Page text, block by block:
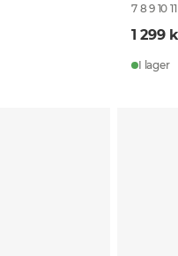
7 8 9 10 11
1 299
I lager